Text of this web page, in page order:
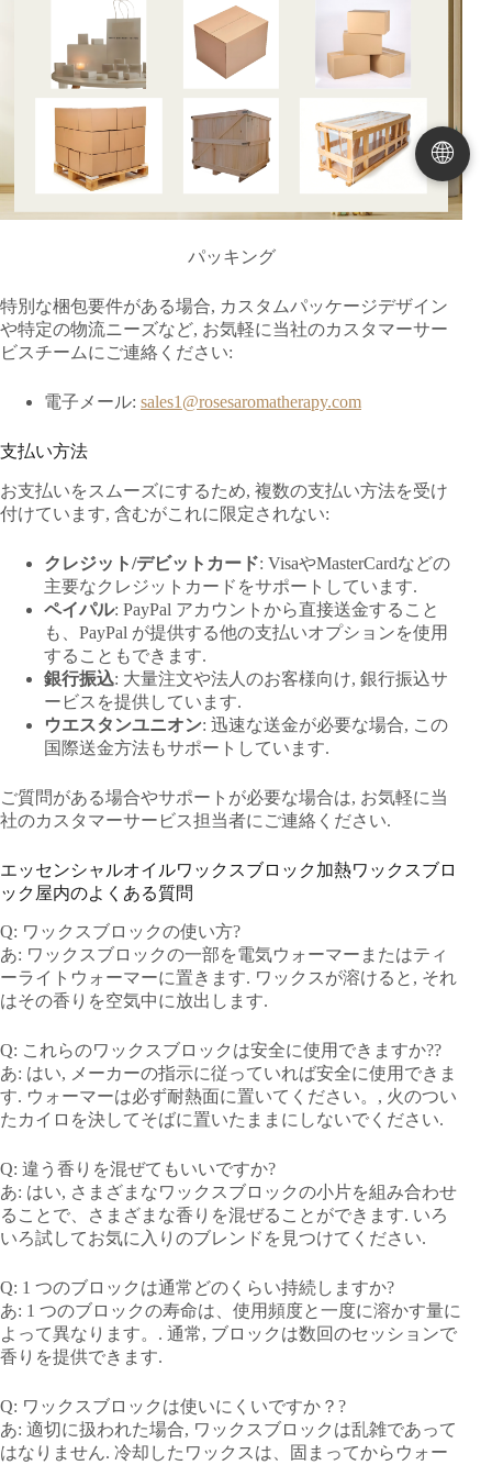
🌐
パッキング
特別な梱包要件がある場合, カスタムパッケージデザイン
や特定の物流ニーズなど, お気軽に当社のカスタマーサー
ビスチームにご連絡ください:
電子メール: sales1@rosesaromatherapy.com
支払い方法
お支払いをスムーズにするため, 複数の支払い方法を受け
付けています, 含むがこれに限定されない:
クレジット/デビットカード: VisaやMasterCardなどの
主要なクレジットカードをサポートしています.
ペイパル: PayPal アカウントから直接送金すること
も、PayPal が提供する他の支払いオプションを使用
することもできます.
銀行振込: 大量注文や法人のお客様向け, 銀行振込サ
ービスを提供しています.
ウエスタンユニオン: 迅速な送金が必要な場合, この
国際送金方法もサポートしています.
ご質問がある場合やサポートが必要な場合は, お気軽に当
社のカスタマーサービス担当者にご連絡ください.
エッセンシャルオイルワックスブロック加熱ワックスブロ
ック屋内のよくある質問
Q: ワックスブロックの使い方?
あ: ワックスブロックの一部を電気ウォーマーまたはティ
ーライトウォーマーに置きます. ワックスが溶けると, それ
はその香りを空気中に放出します.
Q: これらのワックスブロックは安全に使用できますか??
あ: はい, メーカーの指示に従っていれば安全に使用できま
す. ウォーマーは必ず耐熱面に置いてください。, 火のつい
たカイロを決してそばに置いたままにしないでください.
Q: 違う香りを混ぜてもいいですか?
あ: はい, さまざまなワックスブロックの小片を組み合わせ
ることで、さまざまな香りを混ぜることができます. いろ
いろ試してお気に入りのブレンドを見つけてください.
Q: 1 つのブロックは通常どのくらい持続しますか?
あ: 1 つのブロックの寿命は、使用頻度と一度に溶かす量に
よって異なります。. 通常, ブロックは数回のセッションで
香りを提供できます.
Q: ワックスブロックは使いにくいですか？?
あ: 適切に扱われた場合, ワックスブロックは乱雑であって
はなりません. 冷却したワックスは、固まってからウォー